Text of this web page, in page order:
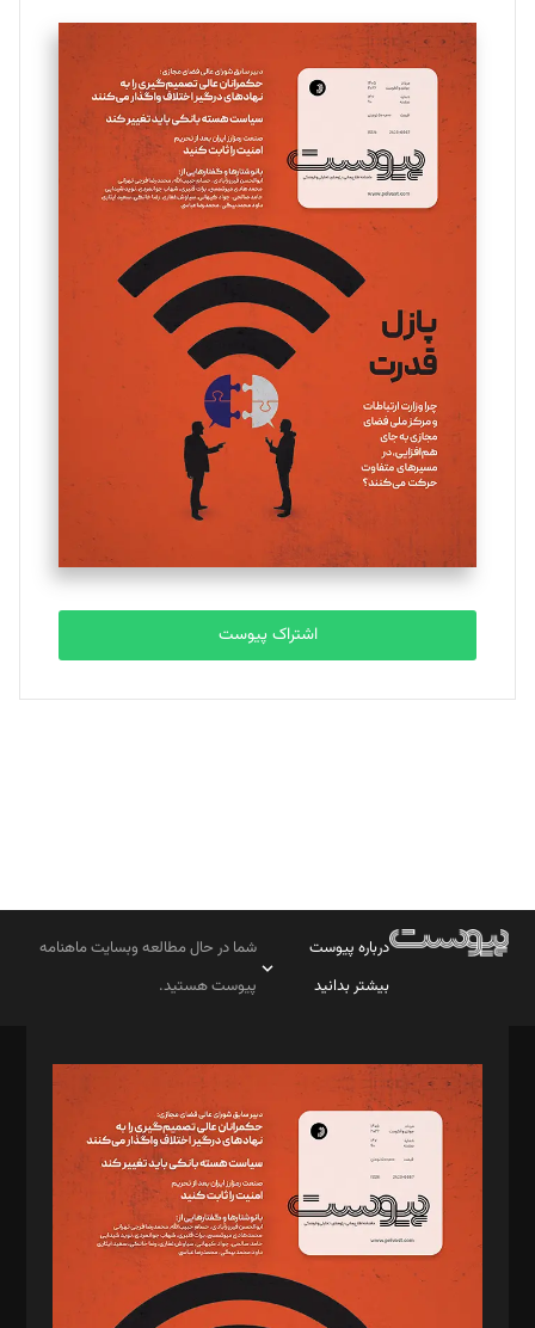
تحریریه
سروش کرمیان
تحریریه
مینا پاکدل
یسنا امان‌پور
تحریریه
ملینا جعفری
تحریریه
مصطفی مسجدی آرانی
تحریریه
بابک نقاش
تحریریه
اشتراک پیوست
درباره پیوست
بیشتر بدانید
شما در حال مطالعه وبسایت ماهنامه
پیوست هستید.
مدیر مسئول: محمدباقر اثنی‌عشری
سردبیر: مهرک محمودی
دبیر تحریریه: میثم قاسمی
د‌بیر ناداستان: سمانه سمیع
د‌بیر خدمت و تجارت: ابوالفضل رجبی
د‌بیر حقوق فناوری: حسام‌الدین ایپکچی
د‌بیر پیوست جهان: مینا پاکدل
د‌بیر تحریریه آنلاین: بابک نقاش